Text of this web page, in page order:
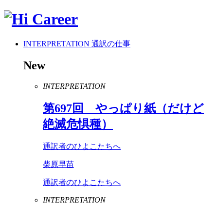
INTERPRETATION 通訳の仕事
New
INTERPRETATION
第697回 やっぱり紙（だけど
絶滅危惧種）
通訳者のひよこたちへ
柴原早苗
通訳者のひよこたちへ
INTERPRETATION